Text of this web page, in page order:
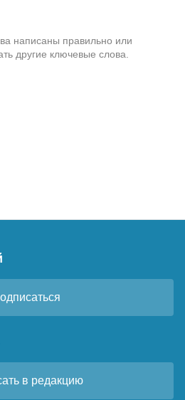
написаны правильно или
другие ключевые слова.
в редакцию